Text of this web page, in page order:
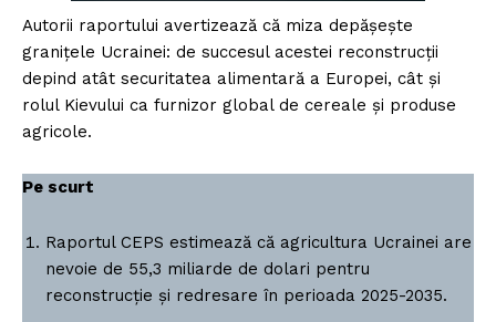
Autorii raportului avertizează că miza depășește
granițele Ucrainei: de succesul acestei reconstrucții
depind atât securitatea alimentară a Europei, cât și
rolul Kievului ca furnizor global de cereale și produse
agricole.
Pe scurt
Raportul CEPS estimează că agricultura Ucrainei are
nevoie de 55,3 miliarde de dolari pentru
reconstrucție și redresare în perioada 2025-2035.